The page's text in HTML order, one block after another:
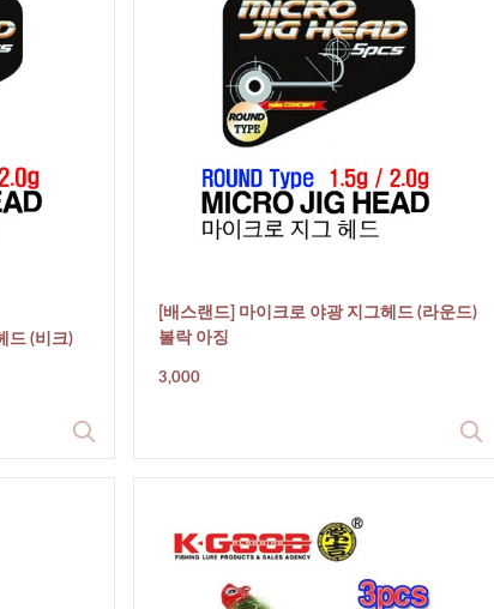
드 (비크)
[배스랜드] 마이크로 야광 지그헤드 (라운드)
볼락 아징
3,000